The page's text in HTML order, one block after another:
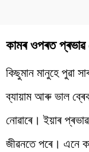
কামৰ ওপৰত প্ৰভাৱ
কিছুমান মানুহে পুৱা
ব্যায়াম আৰু ভাল
নোৱাৰে। ইয়াৰ
জীৱনতে পৰে। এনে